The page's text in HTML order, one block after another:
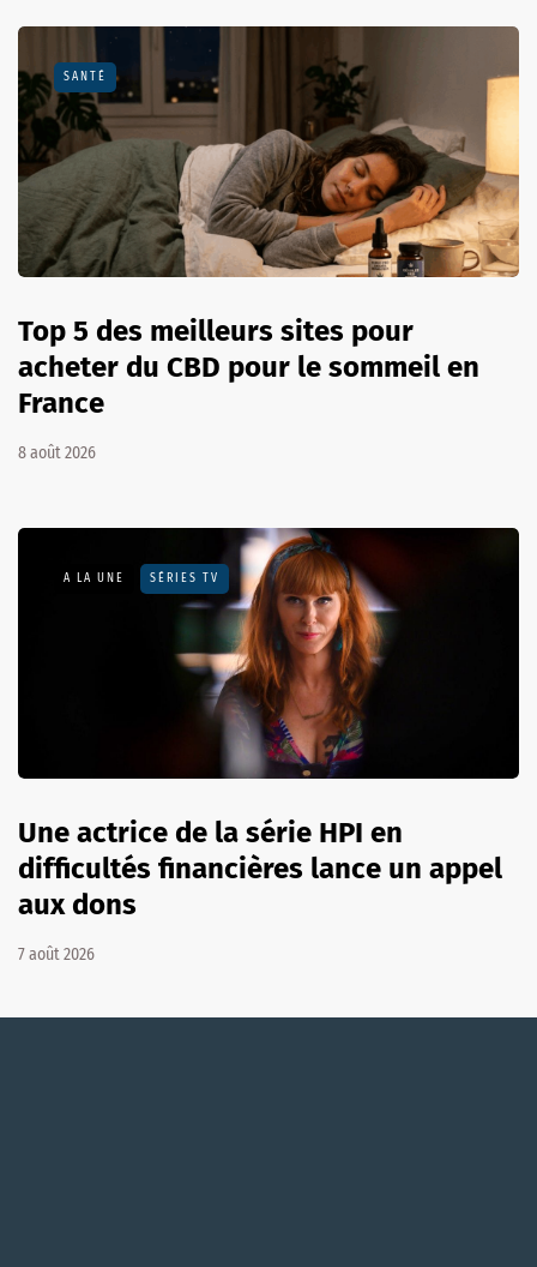
SANTÉ
Top 5 des meilleurs sites pour
acheter du CBD pour le sommeil en
France
8 août 2026
A LA UNE SÉRIES TV
Une actrice de la série HPI en
difficultés financières lance un appel
aux dons
7 août 2026